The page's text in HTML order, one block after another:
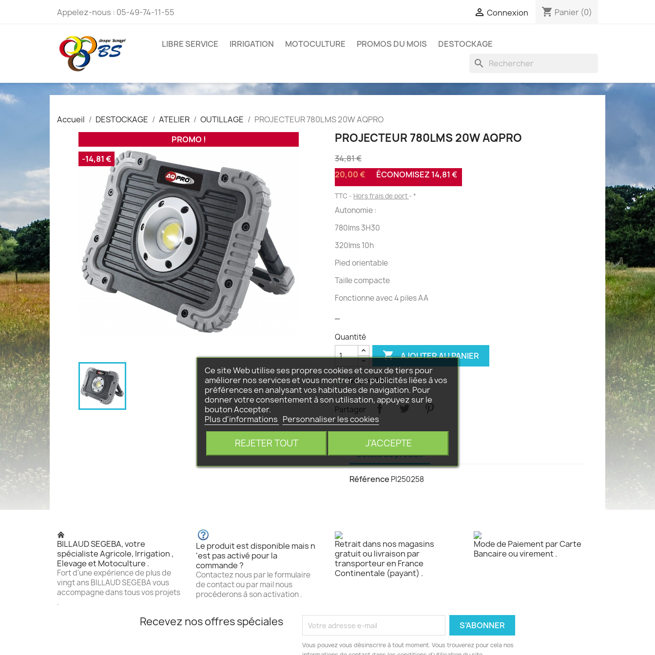
Appelez-nous : 05-49-74-11-55  Connexion shopping_cart Panier (0)
LIBRE SERVICE IRRIGATION MOTOCULTURE PROMOS DU MOIS DESTOCKAGE
search
Accueil DESTOCKAGE ATELIER OUTILLAGE
PROJECTEUR 780LMS 20W AQPRO
PROMO !
-14,81 €
PROJECTEUR 780LMS 20W AQPRO
34,81 €
20,00 €
ÉCONOMISEZ 14,81 €
TTC Hors frais de port *
Autonomie :
780lms 3H30
320lms 10h
Pied orientable
Taille compacte
Fonctionne avec 4 piles AA
Quantité
 AJOUTER AU PANIER
Disponible
Partager
Détails du produit
Référence P|250258
BILLAUD SEGEBA, votre
spécialiste Agricole, Irrigation ,
Elevage et Motoculture .
Fort d'une expérience de plus de
vingt ans BILLAUD SEGEBA vous
accompagne dans tous vos projets
.
Le produit est disponible mais n
'est pas activé pour la
commande ?
Contactez nous par le formulaire
de contact ou par mail nous
procéderons à son activation .
Retrait dans nos magasins
gratuit ou livraison par
transporteur en France
Continentale (payant) .
Mode de Paiement par Carte
Bancaire ou virement .
Recevez nos offres spéciales
Vous pouvez vous désinscrire à tout moment. Vous trouverez pour cela nos
Ce site Web utilise ses propres cookies et ceux de tiers pour
améliorer nos services et vous montrer des publicités liées à vos
préférences en analysant vos habitudes de navigation. Pour
donner votre consentement à son utilisation, appuyez sur le
bouton Accepter.
Plus d'informations Personnaliser les cookies
REJETER TOUT J'ACCEPTE